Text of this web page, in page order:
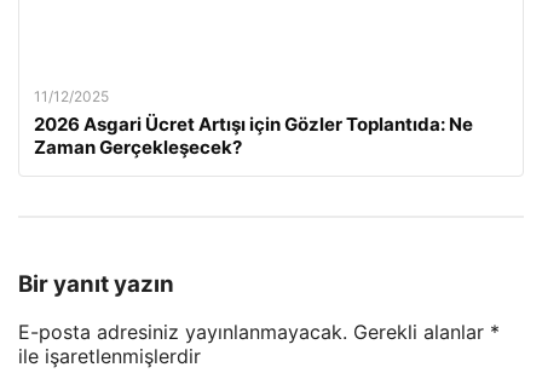
11/12/2025
2026 Asgari Ücret Artışı için Gözler Toplantıda: Ne
Zaman Gerçekleşecek?
Bir yanıt yazın
E-posta adresiniz yayınlanmayacak. Gerekli alanlar *
ile işaretlenmişlerdir